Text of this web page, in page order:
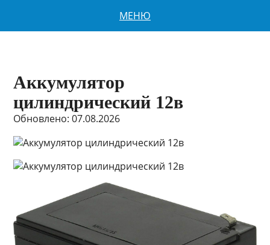
МЕНЮ
Аккумулятор
цилиндрический 12в
Обновлено: 07.08.2026